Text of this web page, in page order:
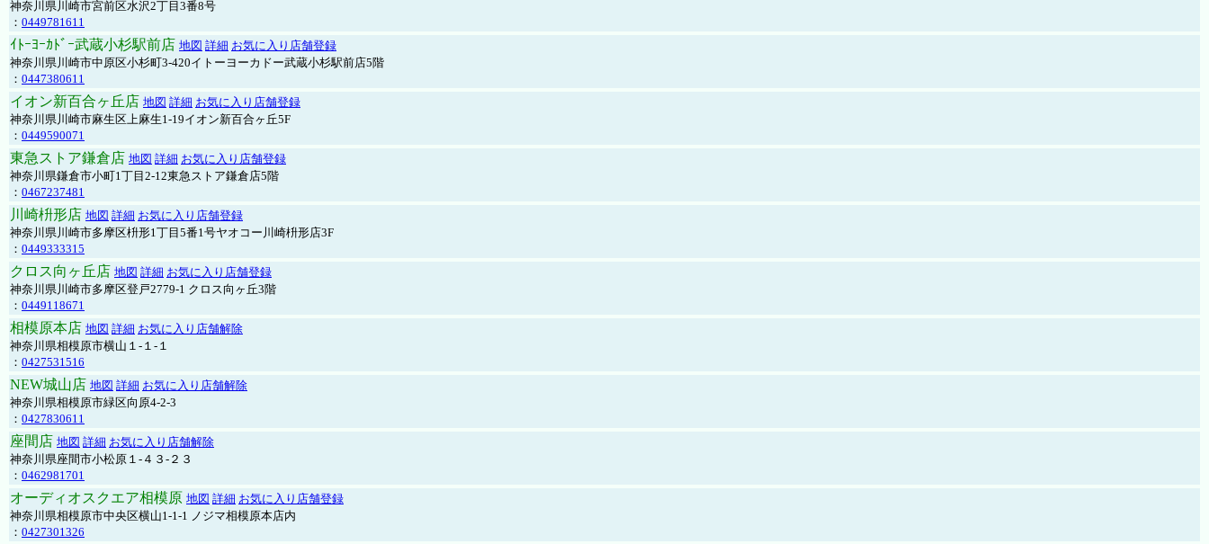
神奈川県川崎市宮前区水沢2丁目3番8号
： 0449781611
ｲﾄｰﾖｰｶﾄﾞｰ武蔵小杉駅前店 地図 詳細 お気に入り店舗登録
神奈川県川崎市中原区小杉町3-420イトーヨーカドー武蔵小杉駅前店5階
： 0447380611
イオン新百合ヶ丘店 地図 詳細 お気に入り店舗登録
神奈川県川崎市麻生区上麻生1-19イオン新百合ヶ丘5F
： 0449590071
東急ストア鎌倉店 地図 詳細 お気に入り店舗登録
神奈川県鎌倉市小町1丁目2-12東急ストア鎌倉店5階
： 0467237481
川崎枡形店 地図 詳細 お気に入り店舗登録
神奈川県川崎市多摩区枡形1丁目5番1号ヤオコー川崎枡形店3F
： 0449333315
クロス向ヶ丘店 地図 詳細 お気に入り店舗登録
神奈川県川崎市多摩区登戸2779-1 クロス向ヶ丘3階
： 0449118671
相模原本店 地図 詳細 お気に入り店舗解除
神奈川県相模原市横山１-１-１
： 0427531516
NEW城山店 地図 詳細 お気に入り店舗解除
神奈川県相模原市緑区向原4-2-3
： 0427830611
座間店 地図 詳細 お気に入り店舗解除
神奈川県座間市小松原１-４３-２３
： 0462981701
オーディオスクエア相模原 地図 詳細 お気に入り店舗登録
神奈川県相模原市中央区横山1-1-1 ノジマ相模原本店内
： 0427301326